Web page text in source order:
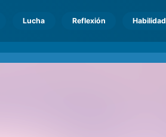
Lucha Reflexión Habilidad